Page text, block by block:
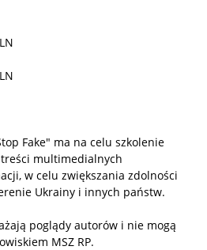
Fake" ma na celu szkolenie
multimedialnych
w celu zwiększania zdolności
Ukrainy i innych państw.
poglądy autorów i nie mogą
MSZ RP.